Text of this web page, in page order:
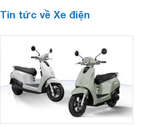
Tin tức về Xe điện